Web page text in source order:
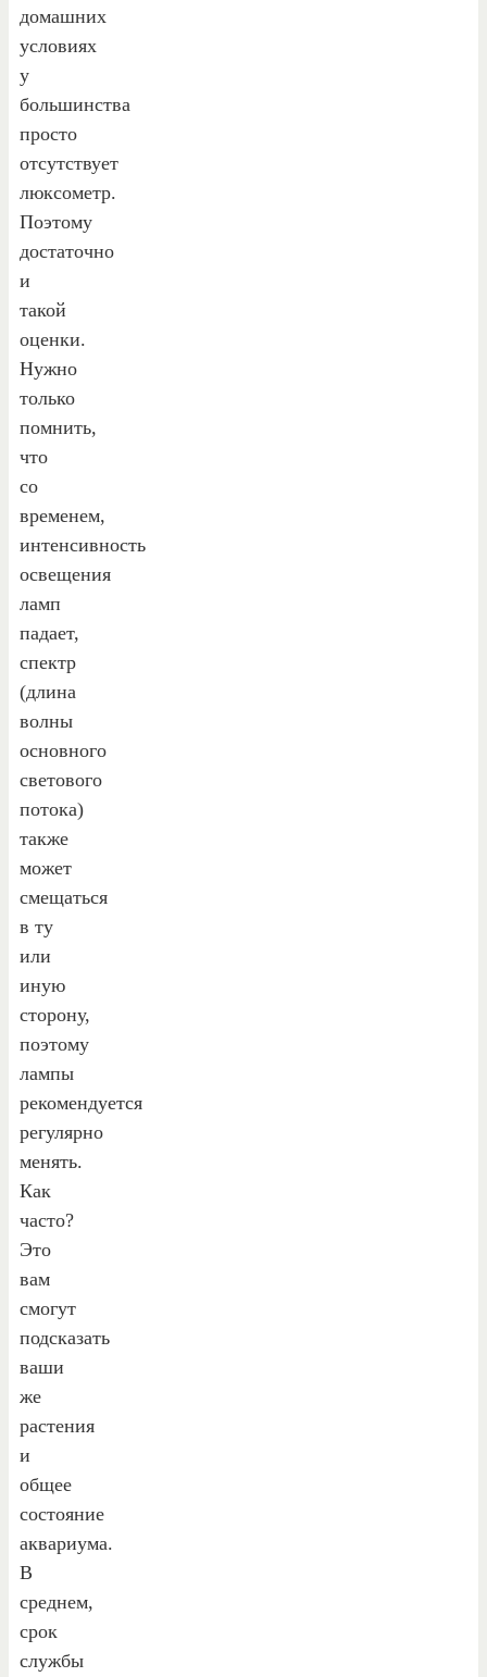
домашних
условиях
у
большинства
просто
отсутствует
люксометр.
Поэтому
достаточно
и
такой
оценки.
Нужно
только
помнить,
что
со
временем,
интенсивность
освещения
ламп
падает,
спектр
(длина
волны
основного
светового
потока)
также
может
смещаться
в ту
или
иную
сторону,
поэтому
лампы
рекомендуется
регулярно
менять.
Как
часто?
Это
вам
смогут
подсказать
ваши
же
растения
и
общее
состояние
аквариума.
В
среднем,
срок
службы